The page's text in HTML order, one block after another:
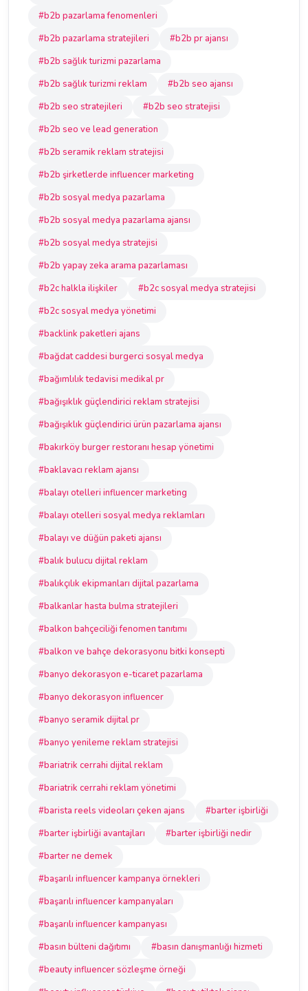
#b2b pazarlama fenomenleri
#b2b pazarlama stratejileri
#b2b pr ajansı
#b2b sağlık turizmi pazarlama
#b2b sağlık turizmi reklam
#b2b seo ajansı
#b2b seo stratejileri
#b2b seo stratejisi
#b2b seo ve lead generation
#b2b seramik reklam stratejisi
#b2b şirketlerde influencer marketing
#b2b sosyal medya pazarlama
#b2b sosyal medya pazarlama ajansı
#b2b sosyal medya stratejisi
#b2b yapay zeka arama pazarlaması
#b2c halkla ilişkiler
#b2c sosyal medya stratejisi
#b2c sosyal medya yönetimi
#backlink paketleri ajans
#bağdat caddesi burgerci sosyal medya
#bağımlılık tedavisi medikal pr
#bağışıklık güçlendirici reklam stratejisi
#bağışıklık güçlendirici ürün pazarlama ajansı
#bakırköy burger restoranı hesap yönetimi
#baklavacı reklam ajansı
#balayı otelleri influencer marketing
#balayı otelleri sosyal medya reklamları
#balayı ve düğün paketi ajansı
#balık bulucu dijital reklam
#balıkçılık ekipmanları dijital pazarlama
#balkanlar hasta bulma stratejileri
#balkon bahçeciliği fenomen tanıtımı
#balkon ve bahçe dekorasyonu bitki konsepti
#banyo dekorasyon e-ticaret pazarlama
#banyo dekorasyon influencer
#banyo seramik dijital pr
#banyo yenileme reklam stratejisi
#bariatrik cerrahi dijital reklam
#bariatrik cerrahi reklam yönetimi
#barista reels videoları çeken ajans
#barter işbirliği
#barter işbirliği avantajları
#barter işbirliği nedir
#barter ne demek
#başarılı influencer kampanya örnekleri
#başarılı influencer kampanyaları
#başarılı influencer kampanyası
#basın bülteni dağıtımı
#basın danışmanlığı hizmeti
#beauty influencer sözleşme örneği